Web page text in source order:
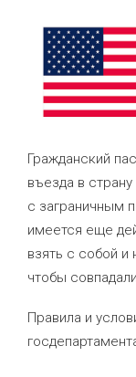
Гражданский
въезда в
с заграничным
имеется еще
взять с собой и
чтобы
Правила и